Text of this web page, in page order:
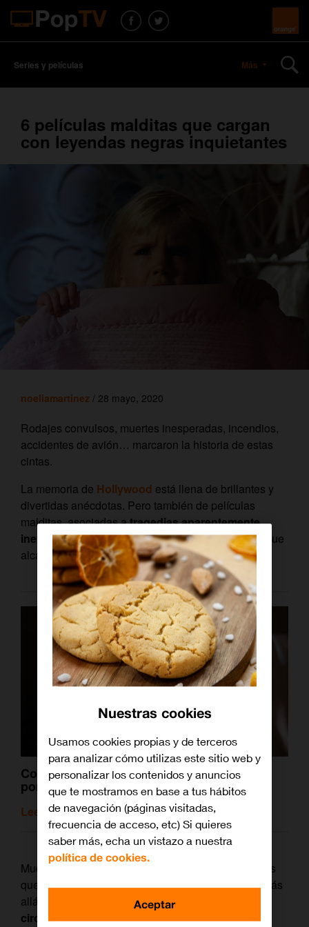
Series y películas Más
6 películas malditas que cargan
con leyendas negras inquietantes
noeliamartinez / 28 mayo, 2020
Rodajes convulsos, muertes inesperadas, incendios,
accidentes de avión… marcaron la historia de estas
cintas.
La memoria de Hollywood está llena de brillantes y
divertidas anécdotas. Pero también de películas
malditas, asociadas atragedias aparentemente
inexplicablesque sucedieron durante el rodaje o que
alcanzaron a sus actores tiempo después.
Corte al negativo: el cine que fue ocultado
por la censura
Leer artículo relacionado
Muchas de estas películas son cintas de
a las
que esa leyenda negra ha convertido en eternas. Más
allá de su argumento y personajes, las
circunstancias que las rodean son casi más
Nuestras cookies
Usamos cookies propias y de terceros
para analizar cómo utilizas este sitio web y
personalizar los contenidos y anuncios
que te mostramos en base a tus hábitos
de navegación (páginas visitadas,
frecuencia de acceso, etc) Si quieres
saber más, echa un vistazo a nuestra
política de cookies.
Aceptar